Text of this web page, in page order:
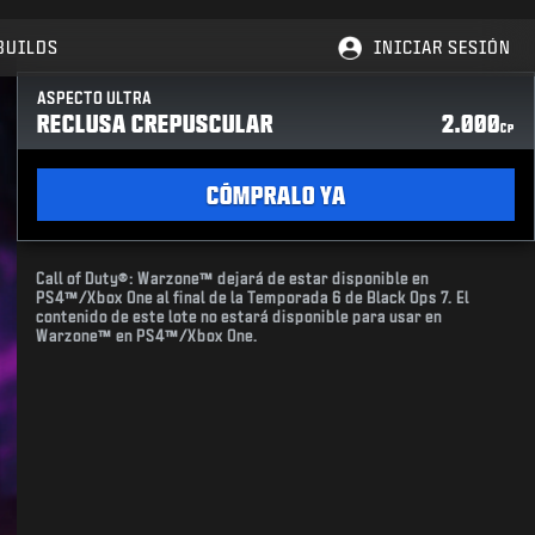
INICIAR SESIÓN
ASPECTO ULTRA
RECLUSA CREPUSCULAR 2.000CP
CÓMPRALO YA
Call of Duty®: Warzone™ dejará de estar disponible en
PS4™/Xbox One al final de la Temporada 6 de Black Ops 7. El
contenido de este lote no estará disponible para usar en
Warzone™ en PS4™/Xbox One.